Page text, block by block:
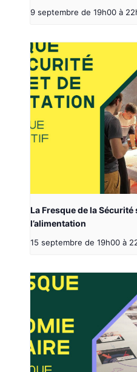
9 septembre de 19h00 à
La Fresque de la Sécurité
l’alimentation
15 septembre de 19h00 à